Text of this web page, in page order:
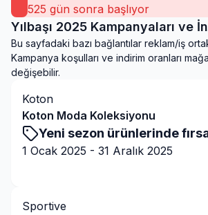
525 gün sonra başlıyor
Yılbaşı 2025 Kampanyaları ve
Bu sayfadaki bazı bağlantılar reklam/iş
Kampanya koşulları ve indirim oranları
değişebilir.
Koton
Koton Moda Koleksiyonu
Yeni sezon ürünlerinde
1 Ocak 2025 - 31 Aralık 2025
Sportive